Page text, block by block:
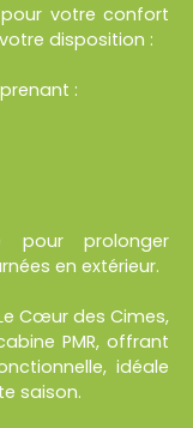
pour votre confort
disposition :
:
pour prolonger
en extérieur.
Cœur des Cimes,
PMR, offrant
idéale
saison.